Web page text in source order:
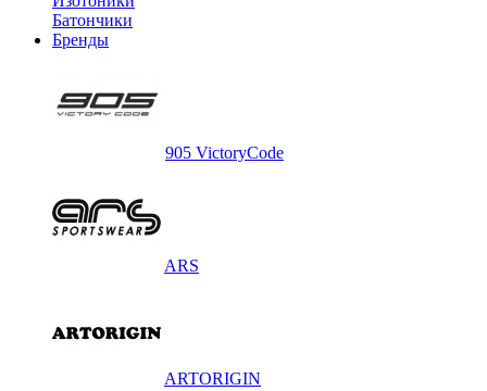
Батончики
Бренды
905 VictoryCode
ARS
ARTORIGIN